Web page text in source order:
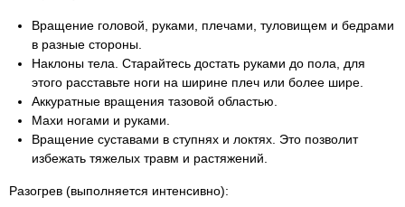
Вращение головой, руками, плечами, туловищем и бедрами
в разные стороны.
Наклоны тела. Старайтесь достать руками до пола, для
этого расставьте ноги на ширине плеч или более шире.
Аккуратные вращения тазовой областью.
Махи ногами и руками.
Вращение суставами в ступнях и локтях. Это позволит
избежать тяжелых травм и растяжений.
Разогрев (выполняется интенсивно):